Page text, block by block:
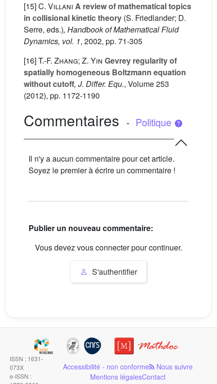
[15]C. Villani A review of mathematical topics
in collisional kinetic theory (S. Friedlander; D.
Serre, eds.), Handbook of Mathematical Fluid
Dynamics, vol. 1, 2002, pp. 71-305
[16]T.-F. Zhang; Z. Yin Gevrey regularity of
spatially homogeneous Boltzmann equation
without cutoff, J. Differ. Equ., Volume 253
(2012), pp. 1172-1190
Commentaires - Politique
Il n'y a aucun commentaire pour cet article.
Soyez le premier à écrire un commentaire !
Publier un nouveau commentaire:
Vous devez vous connecter pour continuer.
S'authentifier
ISSN : 1631-
073X
e-ISSN :
Accessibilité - non conforme Nous suivre
Mentions légalesContact